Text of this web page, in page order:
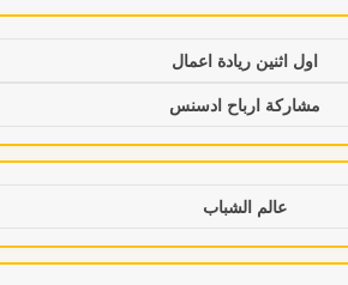
اول اثنين ريادة اعمال
مشاركة ارباح ادسنس
عالم الشباب